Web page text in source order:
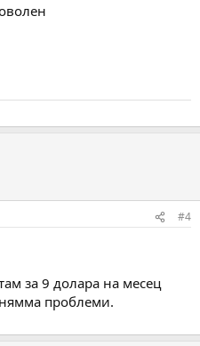
#4
за 9 долара на месец
проблеми.